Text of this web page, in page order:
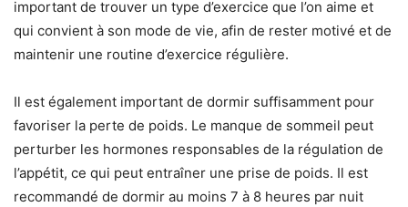
important de trouver un type d’exercice que l’on aime et
qui convient à son mode de vie, afin de rester motivé et de
maintenir une routine d’exercice régulière.
Il est également important de dormir suffisamment pour
favoriser la perte de poids. Le manque de sommeil peut
perturber les hormones responsables de la régulation de
l’appétit, ce qui peut entraîner une prise de poids. Il est
recommandé de dormir au moins 7 à 8 heures par nuit